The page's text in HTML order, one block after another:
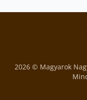
2026 © Magyarok